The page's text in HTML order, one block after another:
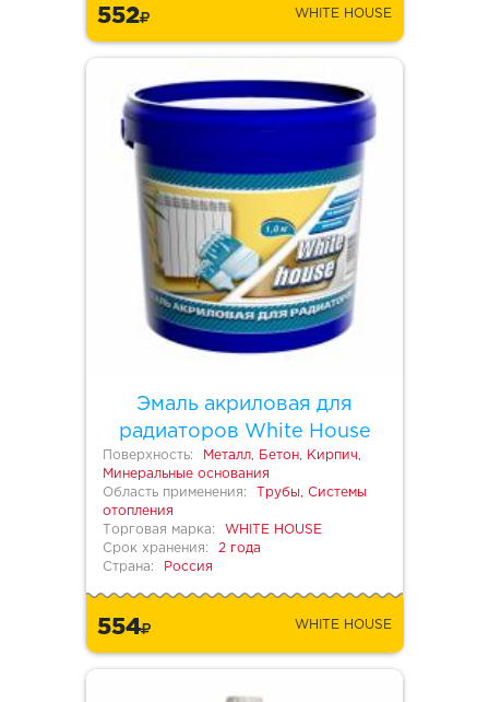
552 WHITE HOUSE
Эмаль акриловая для
радиаторов White House
Поверхность:
Металл, Бетон, Кирпич,
Минеральные основания
Область применения:
Трубы, Системы
отопления
Торговая марка:
WHITE HOUSE
Срок хранения:
2 года
Страна:
Россия
554 WHITE HOUSE